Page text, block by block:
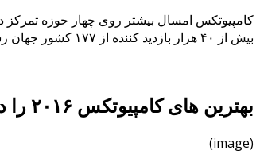
بیش از ۴۰ هزار بازدید کننده از ۱۷۷ کشور جهان رسیده است. همچنین تعداد غرفه های نمایشگاه امسال حدود ۵۰۰۰ غرفه بوده که ۲۳ درصد آنها برای اولین بار در این نمایشگاه حضور داشته اند.
بهترین های کامپیوتکس ۲۰۱۶ را در ده دقیقه ببینید!
(image)